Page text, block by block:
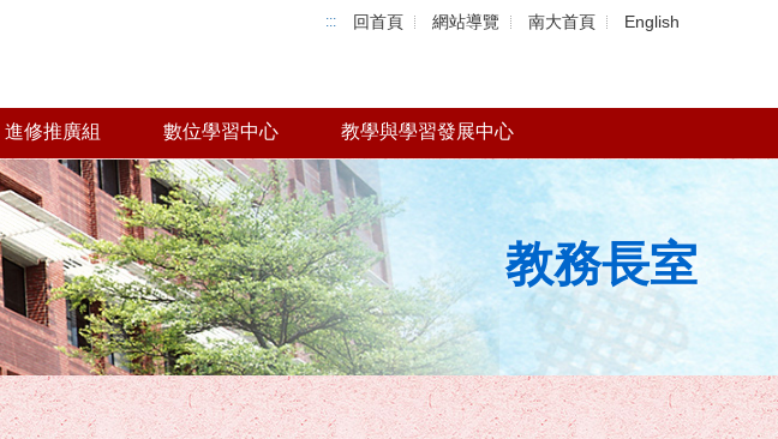
::: 回首頁 網站導覽 南大首頁 English
進修推廣組 數位學習中心 教學與學習發展中心
教務長室